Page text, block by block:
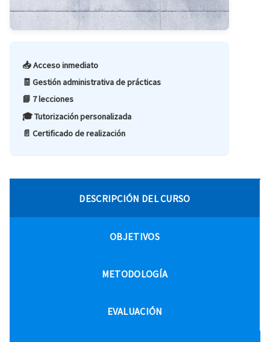
📥 Acceso inmediato
🧾 Gestión administrativa de prácticas
📘 7 lecciones
🎓 Tutorización personalizada
📄 Certificado de realización
DESCRIPCIÓN DEL CURSO
OBJETIVOS
METODOLOGÍA
EVALUACIÓN